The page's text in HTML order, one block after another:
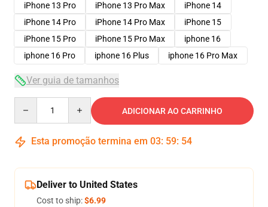
iPhone 13 Pro
iPhone 13 Pro Max
iPhone 14
iPhone 14 Pro
iPhone 14 Pro Max
iPhone 15
iPhone 15 Pro
iPhone 15 Pro Max
iphone 16
iphone 16 Pro
iphone 16 Plus iphone 16 Pro Max
Ver guia de tamanhos
ADICIONAR AO CARRINHO
Esta promoção termina em 03: 59: 53
Deliver to United States
Cost to ship:$6.99